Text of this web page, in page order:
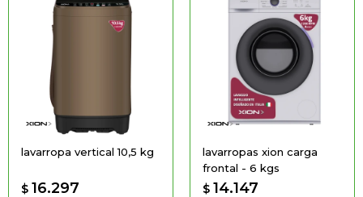
lavarropa vertical 10,5 kg
$ 16.297
lavarropas xion carga
frontal - 6 kgs
$ 14.147